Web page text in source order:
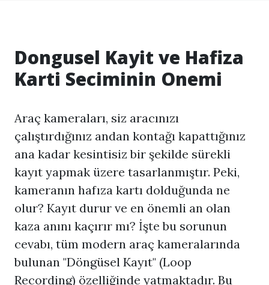
Dongusel Kayit ve Hafiza
Karti Seciminin Onemi
Araç kameraları, siz aracınızı
çalıştırdığınız andan kontağı kapattığınız
ana kadar kesintisiz bir şekilde sürekli
kayıt yapmak üzere tasarlanmıştır. Peki,
kameranın hafıza kartı dolduğunda ne
olur? Kayıt durur ve en önemli an olan
kaza anını kaçırır mı? İşte bu sorunun
cevabı, tüm modern araç kameralarında
bulunan "Döngüsel Kayıt" (Loop
Recording) özelliğinde yatmaktadır. Bu